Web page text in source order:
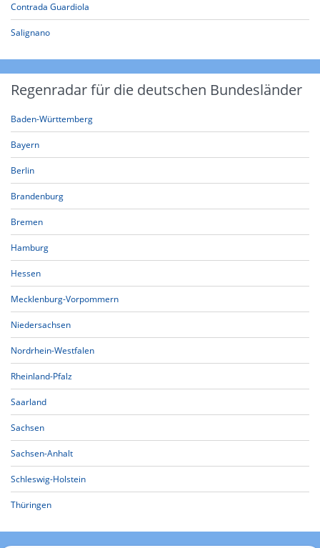
Contrada Guardiola
Salignano
Regenradar für die deutschen Bundesländer
Baden-Württemberg
Bayern
Berlin
Brandenburg
Bremen
Hamburg
Hessen
Mecklenburg-Vorpommern
Niedersachsen
Nordrhein-Westfalen
Rheinland-Pfalz
Saarland
Sachsen
Sachsen-Anhalt
Schleswig-Holstein
Thüringen